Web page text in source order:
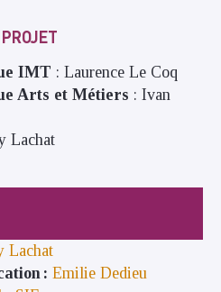
IMT : Laurence Le Coq
Arts et Métiers : Ivan
Lachat
Lachat
: Emilie Dedieu